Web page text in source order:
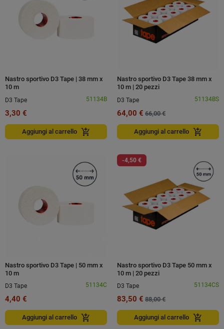
Nastro sportivo D3 Tape | 38 mm x
10 m
D3 Tape
51134B
3,30 €
Aggiungi al carrello add_shopping_cart
Nastro sportivo D3 Tape 38 mm x
10 m | 20 pezzi
D3 Tape
51134BS
64,00 € 66,00 €
Aggiungi al carrello add_shopping_cart
Nastro sportivo D3 Tape | 50 mm x
10 m
D3 Tape
51134C
4,40 €
Aggiungi al carrello add_shopping_cart
-4,50 €
Nastro sportivo D3 Tape 50 mm x
10 m | 20 pezzi
D3 Tape
51134CS
83,50 € 88,00 €
Aggiungi al carrello add_shopping_cart